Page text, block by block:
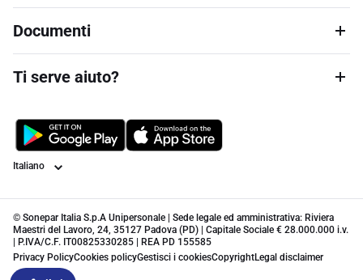
Documenti
Ti serve aiuto?
Lingua
© Sonepar Italia S.p.A Unipersonale | Sede legale ed amministrativa: Riviera
Maestri del Lavoro, 24, 35127 Padova (PD) | Capitale Sociale € 28.000.000 i.v.
| P.IVA/C.F. IT00825330285 | REA PD 155585
Privacy PolicyCookies policyGestisci i cookiesCopyrightLegal disclaimer